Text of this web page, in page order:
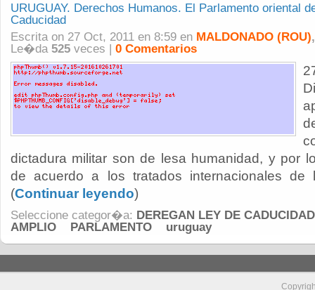
URUGUAY. Derechos Humanos. El Parlamento oriental
Caducidad
Escrita on 27 Oct, 2011 en 8:59 en MALDONADO (ROU)
Le�da 525 veces | 0 Comentarios
dictadura militar son de lesa humanidad, y por
de acuerdo a los tratados internacionales de
(Continuar leyendo)
Seleccione categor�a: DEREGAN LEY DE CADUCIDAD
AMPLIO
PARLAMENTO uruguay